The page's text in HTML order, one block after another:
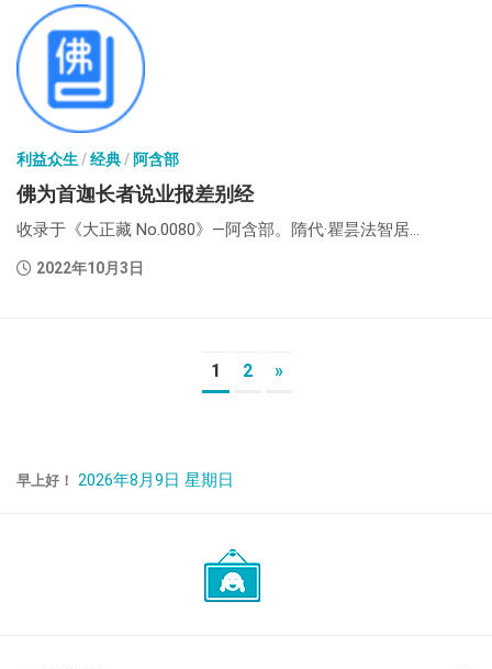
利益众生/经典/ 阿含部
佛为首迦长者说业报差别经
收录于《大正藏 No.0080》—阿含部。隋代·瞿昙法智居...
2022年10月3日
1 2 »
早上好！ 2026年8月9日 星期日